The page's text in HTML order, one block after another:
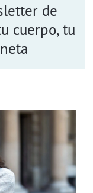
de
cuerpo, tu